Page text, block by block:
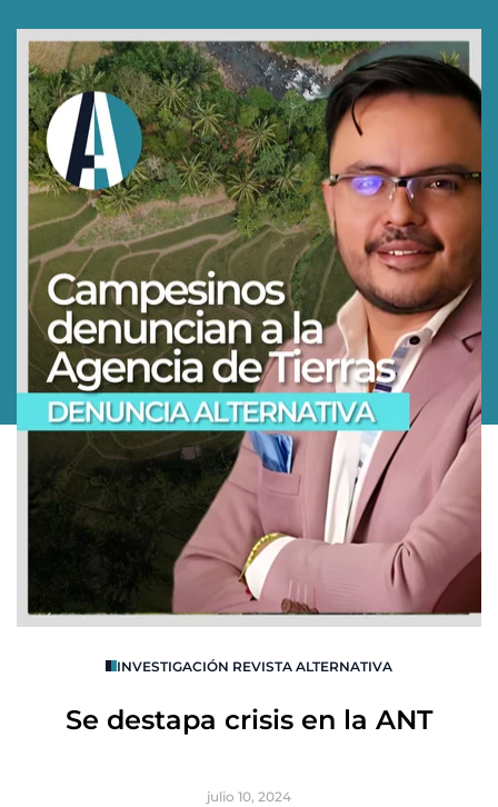
INVESTIGACIÓN REVISTA ALTERNATIVA
Se destapa crisis en la ANT
julio 10, 2024